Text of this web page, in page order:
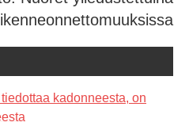
kadonneesta, on